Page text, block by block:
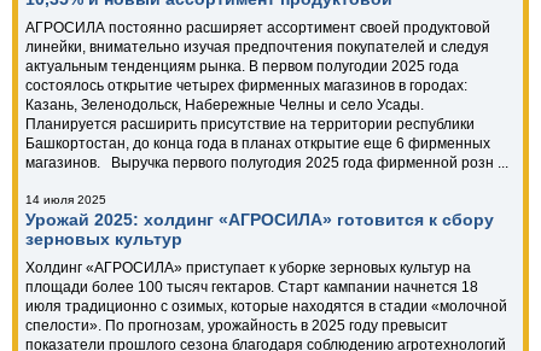
АГРОСИЛА постоянно расширяет ассортимент своей продуктовой
линейки, внимательно изучая предпочтения покупателей и следуя
актуальным тенденциям рынка. В первом полугодии 2025 года
состоялось открытие четырех фирменных магазинов в городах:
Казань, Зеленодольск, Набережные Челны и село Усады.
Планируется расширить присутствие на территории республики
Башкортостан, до конца года в планах открытие еще 6 фирменных
магазинов. Выручка первого полугодия 2025 года фирменной розн ...
14 июля 2025
Урожай 2025: холдинг «АГРОСИЛА» готовится к сбору
зерновых культур
Холдинг «АГРОСИЛА» приступает к уборке зерновых культур на
площади более 100 тысяч гектаров. Старт кампании начнется 18
июля традиционно с озимых, которые находятся в стадии «молочной
спелости». По прогнозам, урожайность в 2025 году превысит
показатели прошлого сезона благодаря соблюдению агротехнологий